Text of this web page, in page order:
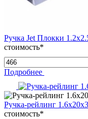
Ручка Jet Плокки
стоимость*
Подробнее
Ручка-рейлинг
стоимость*